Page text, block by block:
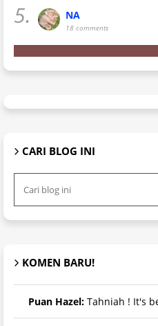
5. NA
18 comments
CARI BLOG INI
KOMEN BARU!
Puan Hazel: Tahniah ! It's